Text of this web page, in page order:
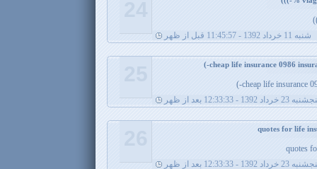
شنبه 11 خرداد 1392 - 11:45:57 قبل از ظهر
cheap life insurance
23 خرداد 1392 - 12:33:33 بعد از ظهر
quotes
23 خرداد 1392 - 12:33:33 بعد از ظهر